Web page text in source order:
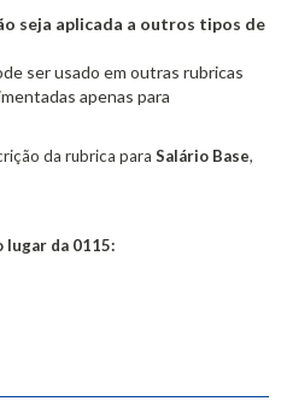
seja aplicada a outros tipos de
ser usado em outras rubricas
apenas para
da rubrica para Salário Base,
lugar da 0115: